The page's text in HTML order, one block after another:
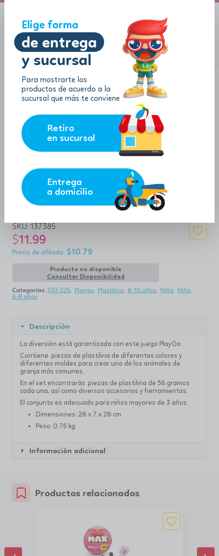
Elige forma
de entrega
y sucursal
Para mostrarte los
productos de acuerdo a la
sucursal que más te conviene
Retiro
en sucursal
Entrega
a domicilio
Playgo - Set de plastilina / Isla de
SKU: 137385
$11.99
$10.79
Producto no disponible
Consultar Disponibilidad
Categorías: $10-$25 Playgo Plastilina 8-10 años Niña
Niño
6-8 años
Descripción
La diversión está garantizada con este juego PlayGo.
Contiene piezas de plastilina de diferentes colores y
diferentes moldes para crear uno de los animales de
granja más comunes.
En el set encontrarás piezas de plastilina de 56 gramos
cada una, así como diversos accesorios y herramientas.
El conjunto es adecuado para niños mayores de 3 años.
Dimensiones: 28 x 7 x 28 cm
Peso: 0.76 kg
Información adicional
Productos relacionados